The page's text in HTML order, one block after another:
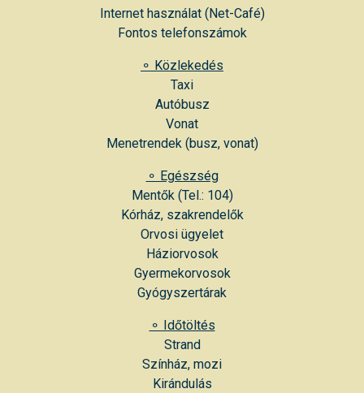
Internet használat (Net-Café)
Fontos telefonszámok
⚬ Közlekedés
Taxi
Autóbusz
Vonat
Menetrendek (busz, vonat)
⚬ Egészség
Mentők (Tel.: 104)
Kórház, szakrendelők
Orvosi ügyelet
Háziorvosok
Gyermekorvosok
Gyógyszertárak
⚬ Időtöltés
Strand
Színház, mozi
Kirándulás